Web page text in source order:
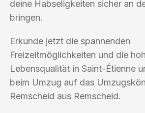
deine Habseligkeiten sicher an
bringen.
Erkunde jetzt die spannenden
Freizeitmöglichkeiten und die
Lebensqualität in Saint-Étienne
beim Umzug auf das
Remscheid aus Remscheid.